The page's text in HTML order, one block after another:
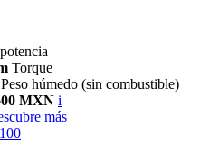
potencia
Torque
Peso húmedo (sin combustible)
MXN i
más